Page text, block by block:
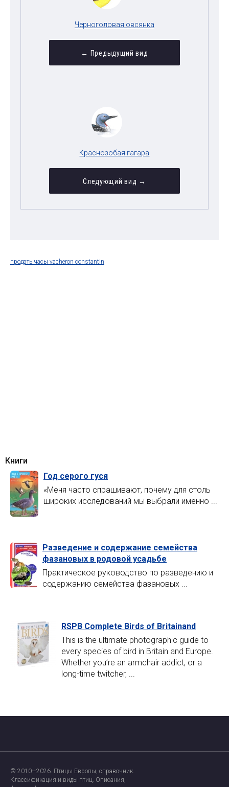
Черноголовая овсянка
← Предыдущий вид
Краснозобая гагара
Следующий вид →
продать часы vacheron constantin
Книги
Год серого гуся
«Меня часто спрашивают, почему для столь
широких исследований мы выбрали именно ...
Разведение и содержание семейства
фазановых в родовой усадьбе
Практическое руководство по разведению и
содержанию семейства фазановых ...
RSPB Complete Birds of Britainand
This is the ultimate photographic guide to
every species of bird in Britain and Europe.
Whether you’re an armchair addict, or a
long-time twitcher, ...
Ресурсы
© 2010—2026. Птицы Европы, справочник.
Классификация и виды птиц. Описания,